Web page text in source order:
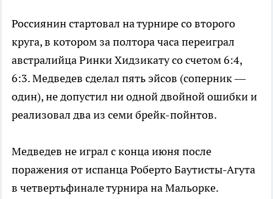
Россиянин стартовал на турнире со второго
круга, в котором за полтора часа переиграл
австралийца Ринки Хидзикату со счетом 6:4,
6:3. Медведев сделал пять эйсов (соперник —
один), не допустил ни одной двойной ошибки и
реализовал два из семи брейк-пойнтов.
Медведев не играл с конца июня после
поражения от испанца Роберто Баутисты-Агута
в четвертьфинале турнира на Мальорке.